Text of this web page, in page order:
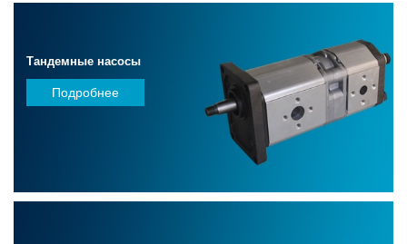
Тандемные насосы
Подробнее